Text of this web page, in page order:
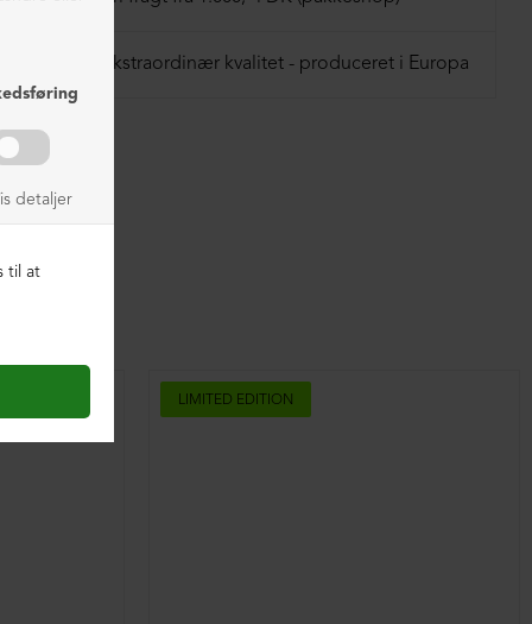
Ekstraordinær kvalitet - produceret i Europa
LIMITED EDITION